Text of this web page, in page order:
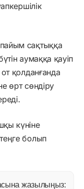
сақтыққа
аумаққа қауіп
қолданғанда
өрт сөндіру
күніне
болып
жазылыңыз: